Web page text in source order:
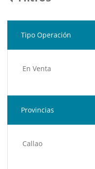
Tipo Operación
En Venta
Provincias
Callao